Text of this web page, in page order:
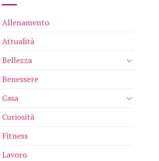
Allenamento
Attualità
Bellezza
Benessere
Casa
Curiosità
Fitness
Lavoro